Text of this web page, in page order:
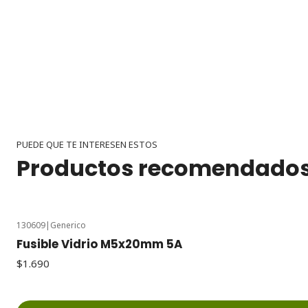
PUEDE QUE TE INTERESEN ESTOS
Productos
130609| Generico
Fusible Vidrio M5x20mm 5A
$1.690